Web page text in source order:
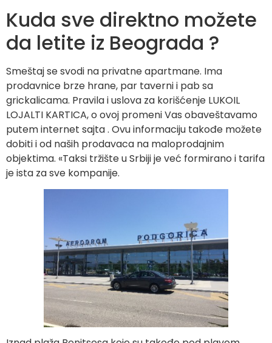
Kuda sve direktno možete
da letite iz Beograda ?
Smeštaj se svodi na privatne apartmane. Ima
prodavnice brze hrane, par taverni i pab sa
grickalicama. Pravila i uslova za korišćenje LUKOIL
LOJALTI KARTICA, o ovoj promeni Vas obaveštavamo
putem internet sajta . Ovu informaciju takođe možete
dobiti i od naših prodavaca na maloprodajnim
objektima. «Taksi tržište u Srbiji je već formirano i tarifa
je ista za sve kompanije.